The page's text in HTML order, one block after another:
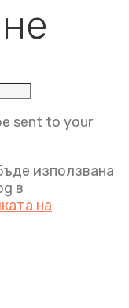
sent to your
използвана
в
на